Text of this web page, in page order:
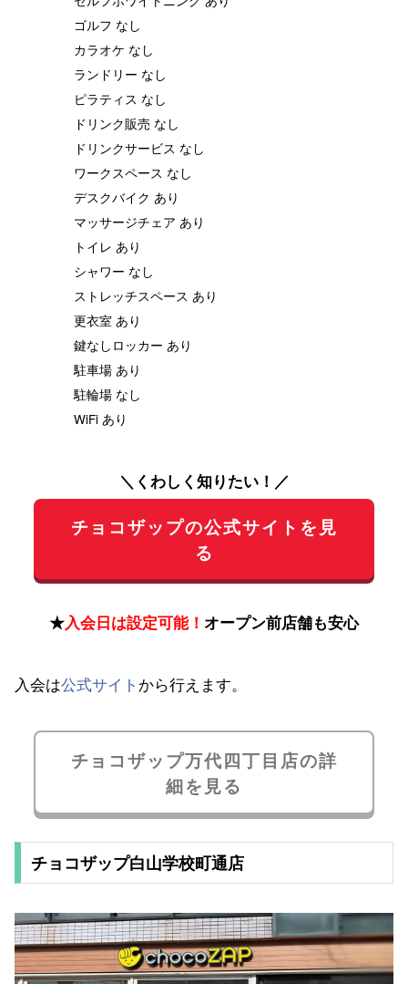
ゴルフ なし
カラオケ なし
ランドリー なし
ピラティス なし
ドリンク販売 なし
ドリンクサービス なし
ワークスペース なし
デスクバイク あり
マッサージチェア あり
トイレ あり
シャワー なし
ストレッチスペース あり
更衣室 あり
鍵なしロッカー あり
駐車場 あり
駐輪場 なし
WiFi あり
＼くわしく知りたい！／
チョコザップの公式サイトを見
る
★入会日は設定可能！ オープン前店舗も安心
入会は公式サイト から行えます。
チョコザップ万代四丁目店の詳
細を見る
チョコザップ白山学校町通店